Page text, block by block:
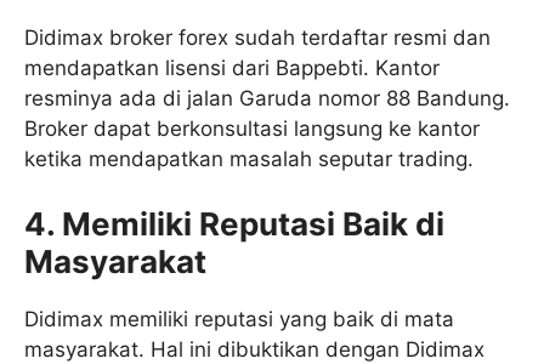
Didimax broker forex sudah terdaftar resmi dan
mendapatkan lisensi dari Bappebti. Kantor
resminya ada di jalan Garuda nomor 88 Bandung.
Broker dapat berkonsultasi langsung ke kantor
ketika mendapatkan masalah seputar trading.
4. Memiliki Reputasi Baik di
Masyarakat
Didimax memiliki reputasi yang baik di mata
masyarakat. Hal ini dibuktikan dengan Didimax